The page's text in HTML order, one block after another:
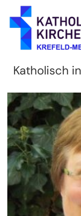
Zum Inhalt springen
Katholisch